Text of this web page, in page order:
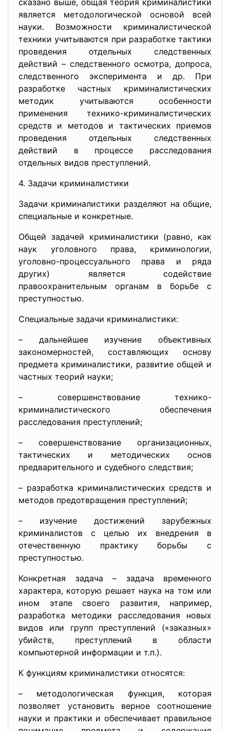
сказано выше, общая теория криминалистики
является методологической основой всей
науки. Возможности криминалистической
техники учитываются при разработке тактики
проведения отдельных следственных
действий – следственного осмотра, допроса,
следственного эксперимента и др. При
разработке частных криминалистических
методик учитываются особенности
применения технико-криминалистических
средств и методов и тактических приемов
проведения отдельных следственных
действий в процессе расследования
отдельных видов преступлений.
4. Задачи криминалистики
Задачи криминалистики разделяют на общие,
специальные и конкретные.
Общей задачей криминалистики (равно, как
наук уголовного права, криминологии,
уголовно-процессуального права и ряда
других) является содействие
правоохранительным органам в борьбе с
преступностью.
Специальные задачи криминалистики:
– дальнейшее изучение объективных
закономерностей, составляющих основу
предмета криминалистики, развитие общей и
частных теорий науки;
– совершенствование технико-
криминалистического обеспечения
расследования преступлений;
– совершенствование организационных,
тактических и методических основ
предварительного и судебного следствия;
– разработка криминалистических средств и
методов предотвращения преступлений;
– изучение достижений зарубежных
криминалистов с целью их внедрения в
отечественную практику борьбы с
преступностью.
Конкретная задача – задача временного
характера, которую решает наука на том или
ином этапе своего развития, например,
разработка методики расследования новых
видов или групп преступлений («заказных»
убийств, преступлений в области
компьютерной информации и т.п.).
К функциям криминалистики относятся:
– методологическая функция, которая
позволяет установить верное соотношение
науки и практики и обеспечивает правильное